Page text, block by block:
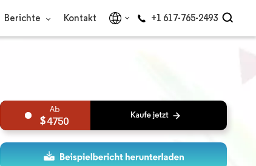
Berichte Kontakt +1 617-765-2493
4750